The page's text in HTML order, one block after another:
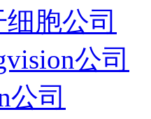
胞公司
公司
公司